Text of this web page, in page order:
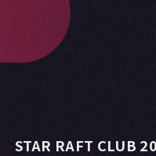
STAR RAFT CLUB